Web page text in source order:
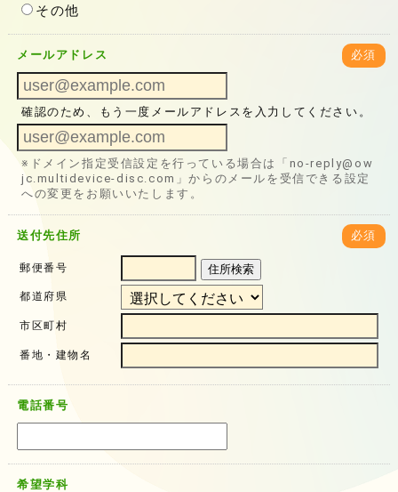
その他
メールアドレス 必須
確認のため、もう一度メールアドレスを入力してください。
※ドメイン指定受信設定を行っている場合は「no-reply@ow
jc.multidevice-disc.com」からのメールを受信できる設定
への変更をお願いいたします。
送付先住所 必須
郵便番号 住所検索
都道府県
市区町村
番地・建物名
電話番号
希望学科